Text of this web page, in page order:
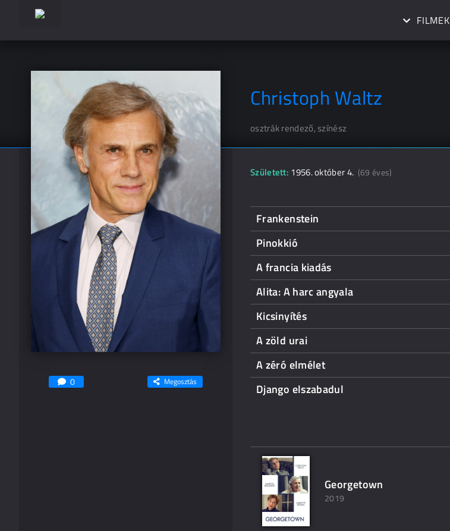
FILMEK
Christoph Waltz
osztrák rendező, színész
0 Megosztás
Született: 1956. október 4. (69 éves)
Frankenstein
Pinokkió
A francia kiadás
Alita: A harc angyala
Kicsinyítés
A zöld urai
A zéró elmélet
Django elszabadul
Georgetown
2019